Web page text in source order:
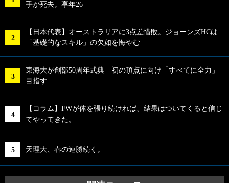
手が死去。享年26
【日本代表】オーストラリアに3点差惜敗。ジョーンズHCは
「基礎的なスキル」の欠如を悔やむ
東海大が創部50周年式典 初の頂点に向け「すべてに全力」
目指す
【コラム】FWが体を張り続ければ、結果はついてくると信じ
てやってきた。
天理大、春の連勝続く。